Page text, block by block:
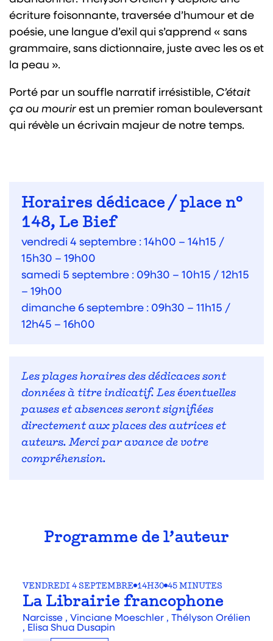
écriture foisonnante, traversée d’humour et de
poésie, une langue d’exil qui s’apprend « sans
grammaire, sans dictionnaire, juste avec les os et
la peau ».
Porté par un souffle narratif irrésistible, C’était
ça ou mourirest un premier roman bouleversant
qui révèle un écrivain majeur de notre temps.
Horaires dédicace / place n°
148, Le Bief
vendredi 4 septembre : 14h00 – 14h15 /
15h30 – 19h00
samedi 5 septembre : 09h30 – 10h15 / 12h15
– 19h00
dimanche 6 septembre : 09h30 – 11h15 /
12h45 – 16h00
Les plages horaires des dédicaces sont
données à titre indicatif. Les éventuelles
pauses et absences seront signifiées
directement aux places des autrices et
auteurs. Merci par avance de votre
compréhension.
Programme de l’auteur
VENDREDI 4 SEPTEMBRE 14H30 45 MINUTES
La Librairie francophone
Narcisse , Vinciane Moeschler , Thélyson Orélien
, Elisa Shua Dusapin